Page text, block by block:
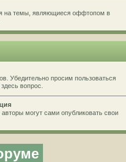
на темы, являющиеся оффтопом в
Убедительно просим пользоваться
вопрос.
могут сами опубликовать свои